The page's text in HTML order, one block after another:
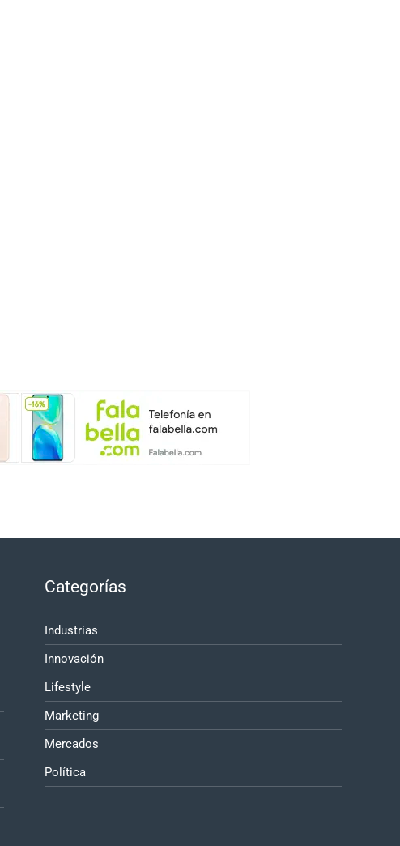
Categorías
Industrias
Innovación
Lifestyle
Marketing
Mercados
Política